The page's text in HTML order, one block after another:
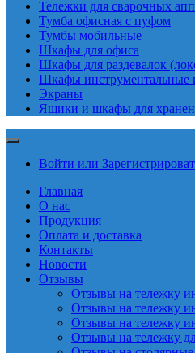
Тележки для сварочных
Тумба офисная с пуфом
Тумбы мобильные
Шкафы для офиса
Шкафы для раздевалок
Шкафы инструментальные
Экраны
Ящики и шкафы для
Войти или
Главная
О нас
Продукция
Оплата и доставка
Контакты
Новости
Отзывы
Отзывы на тележку
Отзывы на тележку
Отзывы на тележку
Отзывы на тележку